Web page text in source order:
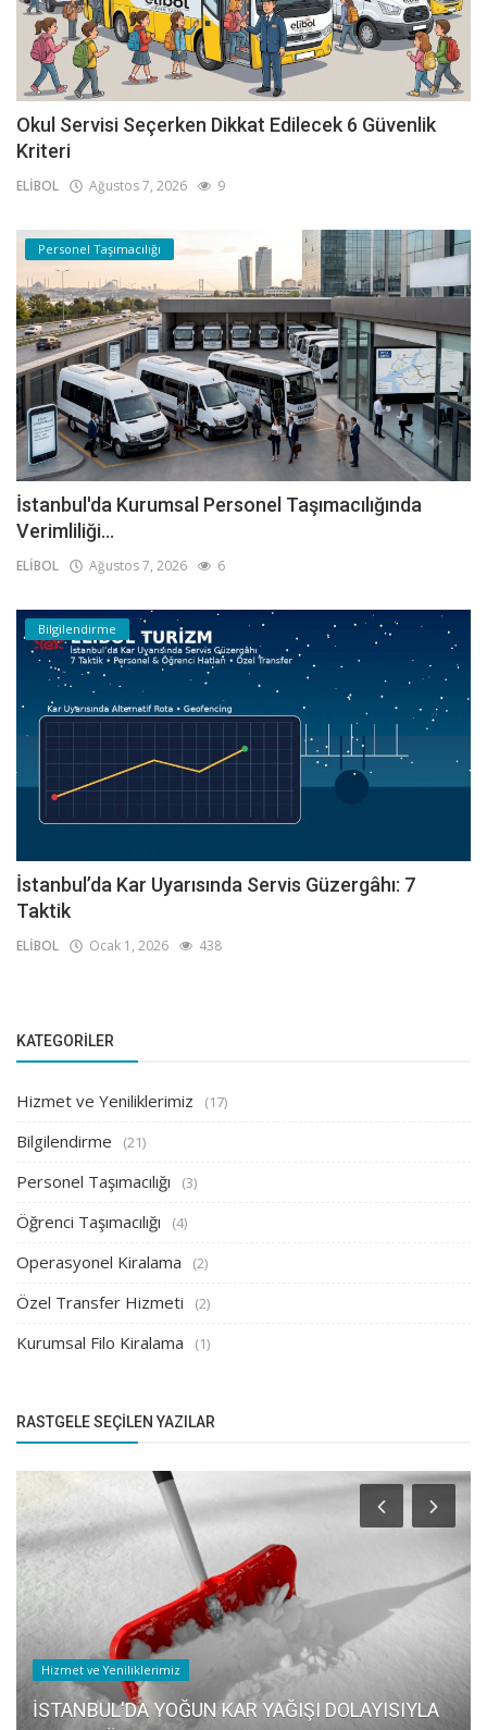
Okul Servisi Seçerken Dikkat Edilecek 6 Güvenlik
Kriteri
ELİBOL Ağustos 7, 2026 9
Personel Taşımacılığı
İstanbul'da Kurumsal Personel Taşımacılığında
Verimliliği...
ELİBOL Ağustos 7, 2026 6
Bilgilendirme
İstanbul’da Kar Uyarısında Servis Güzergâhı: 7
Taktik
ELİBOL Ocak 1, 2026 438
KATEGORILER
Hizmet ve Yeniliklerimiz (17)
Bilgilendirme (21)
Personel Taşımacılığı (3)
Öğrenci Taşımacılığı (4)
Operasyonel Kiralama (2)
Özel Transfer Hizmeti (2)
Kurumsal Filo Kiralama (1)
RASTGELE SEÇILEN YAZILAR
Hizmet ve Yeniliklerimiz
İSTANBUL'DA YOĞUN KAR YAĞIŞI DOLAYISIYLA